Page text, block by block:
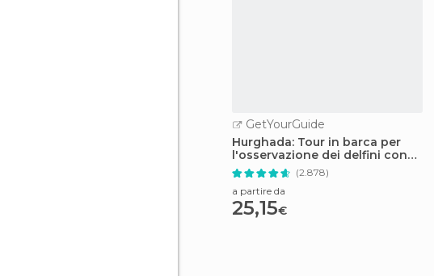
GetYourGuide
Hurghada: Tour in barca per
l'osservazione dei delfini con
snorkeling e pranzo
(2.878)
a partire da
25,15€